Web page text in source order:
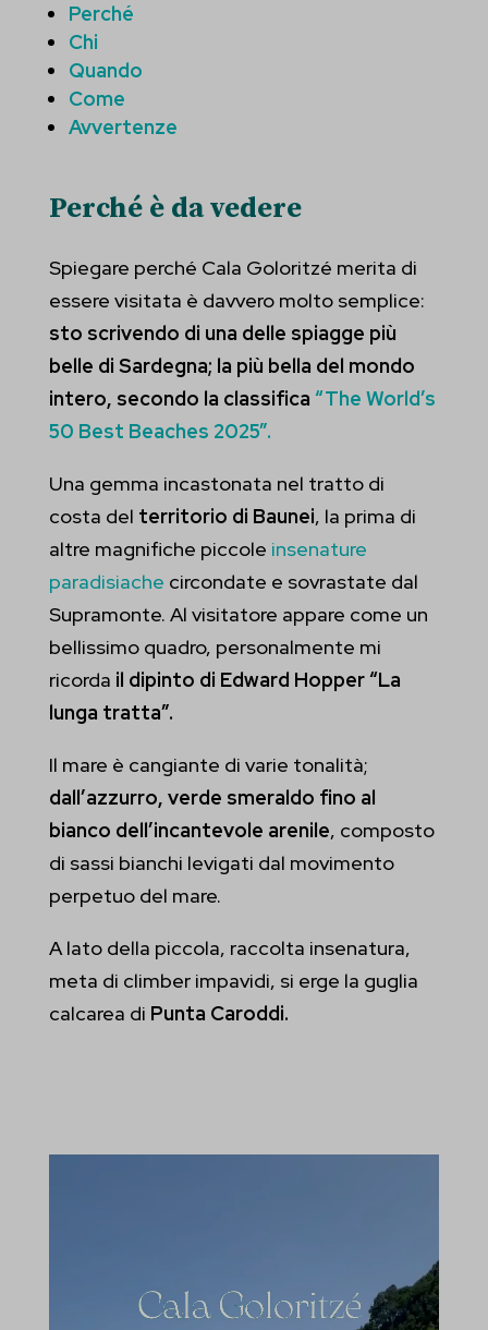
Perché
Chi
Quando
Come
Avvertenze
Perché è da vedere
Spiegare perché Cala Goloritzé merita di
essere visitata è davvero molto semplice:
sto scrivendo di una delle spiagge più
belle di Sardegna; la più bella del mondo
intero, secondo la classifica “The World’s
50 Best Beaches 2025”.
Una gemma incastonata nel tratto di
costa del territorio di Baunei, la prima di
altre magnifiche piccole insenature
paradisiache circondate e sovrastate dal
Supramonte. Al visitatore appare come un
bellissimo quadro, personalmente mi
ricorda il dipinto di Edward Hopper “La
lunga tratta”.
Il mare è cangiante di varie tonalità;
dall’azzurro, verde smeraldo fino al
bianco dell’incantevole arenile, composto
di sassi bianchi levigati dal movimento
perpetuo del mare.
A lato della piccola, raccolta insenatura,
meta di climber impavidi, si erge la guglia
calcarea di Punta Caroddi.